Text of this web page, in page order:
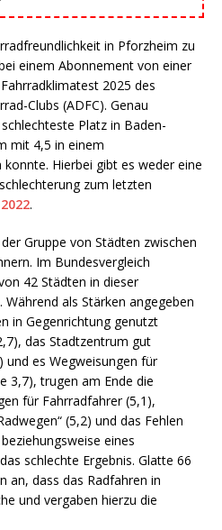
in Pforzheim zu
einem Abonnement von einer
2025 des
Clubs (ADFC). Genau
Platz in Baden-
mit 4,5 in einem
Hierbei gibt es weder eine
zum letzten
.
Gruppe von Städten zwischen
Im Bundesvergleich
42 Städten in dieser
als Stärken angegeben
in Gegenrichtung genutzt
das Stadtzentrum gut
und es Wegweisungen für
3,7), trugen am Ende die
für Fahrradfahrer (5,1),
(5,2) und das Fehlen
eines
schlechte Ergebnis. Glatte 66
an, dass das Radfahren in
und vergaben hierzu die